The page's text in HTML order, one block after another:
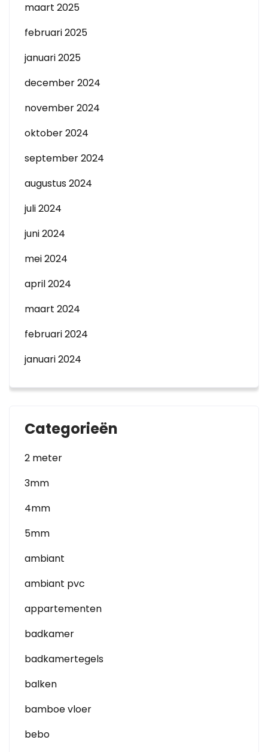
maart 2025
februari 2025
januari 2025
december 2024
november 2024
oktober 2024
september 2024
augustus 2024
juli 2024
juni 2024
mei 2024
april 2024
maart 2024
februari 2024
januari 2024
Categorieën
2 meter
3mm
4mm
5mm
ambiant
ambiant pvc
appartementen
badkamer
badkamertegels
balken
bamboe vloer
bebo